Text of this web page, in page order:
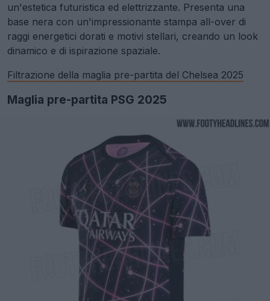
un'estetica futuristica ed elettrizzante. Presenta una
base nera con un'impressionante stampa all-over di
raggi energetici dorati e motivi stellari, creando un look
dinamico e di ispirazione spaziale.
Filtrazione della maglia pre-partita del Chelsea 2025
Maglia pre-partita PSG 2025